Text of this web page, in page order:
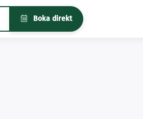
Boka direkt